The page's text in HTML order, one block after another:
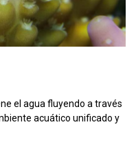
el agua fluyendo a través
acuático unificado y